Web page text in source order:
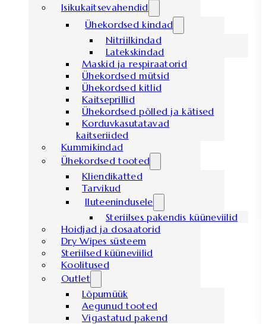
Isikukaitsevahendid
Ühekordsed kindad
Nitriilkindad
Latekskindad
Maskid ja respiraatorid
Ühekordsed mütsid
Ühekordsed kitlid
Kaitseprillid
Ühekordsed põlled ja kätised
Korduvkasutatavad
kaitseriided
Kummikindad
Ühekordsed tooted
Kliendikatted
Tarvikud
Iluteenindusele
Steriilses pakendis küüneviilid
Hoidjad ja dosaatorid
Dry Wipes süsteem
Steriilsed küüneviilid
Koolitused
Outlet
Lõpumüük
Aegunud tooted
Vigastatud pakend